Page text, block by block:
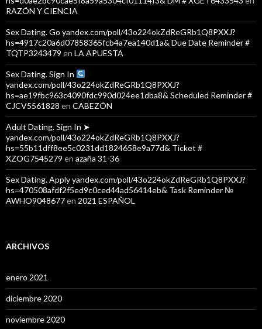
RAZÓN Y CIENCIA
Sex Dating. Go yandex.com/poll/43o224okZdReGRb1Q8PXXJ?
hs=4917c20a6d07858365fcb4a7ea140d1a& Due Date Reminder #
TQTP3243479 en LA APUESTA
Sex Dating. Sign In
yandex.com/poll/43o224okZdReGRb1Q8PXXJ?
hs=ae19fbc963c4090fdc990d024ee1dba8& Scheduled Reminder #
CJCV5561828 en CABEZÓN
Adult Dating. Sign In ➤
yandex.com/poll/43o224okZdReGRb1Q8PXXJ?
hs=55b11dff8ee5c0231dd1824658e9a77d& Ticket #
XZOG7545279 en azaña 31-36
Sex Dating. Apply yandex.com/poll/43o224okZdReGRb1Q8PXXJ?
hs=470508afdf2f5ed9c0ced44ad56414eb& Task Reminder №
AWHO9048677en 2021 ESPAÑOL
ARCHIVOS
enero 2021
diciembre 2020
noviembre 2020